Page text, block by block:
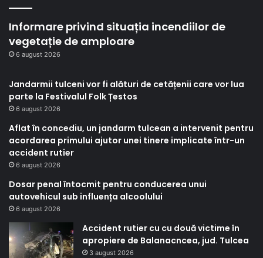
Informare privind situația incendiilor de
vegetație de amploare
6 august 2026
Jandarmii tulceni vor fi alături de cetățenii care vor lua
parte la Festivalul Folk Țestos
6 august 2026
Aflat în concediu, un jandarm tulcean a intervenit pentru
acordarea primului ajutor unei tinere implicate într-un
accident rutier
6 august 2026
Dosar penal întocmit pentru conducerea unui
autovehicul sub influența alcoolului
6 august 2026
Accident rutier cu cu două victime în
apropiere de Balanacncea, jud. Tulcea
3 august 2026